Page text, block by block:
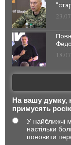
На вашу думку,
примусять
У найближчі
настільки
поновити